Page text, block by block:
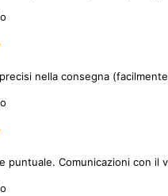
nella consegna
puntuale. Comunicazioni con il